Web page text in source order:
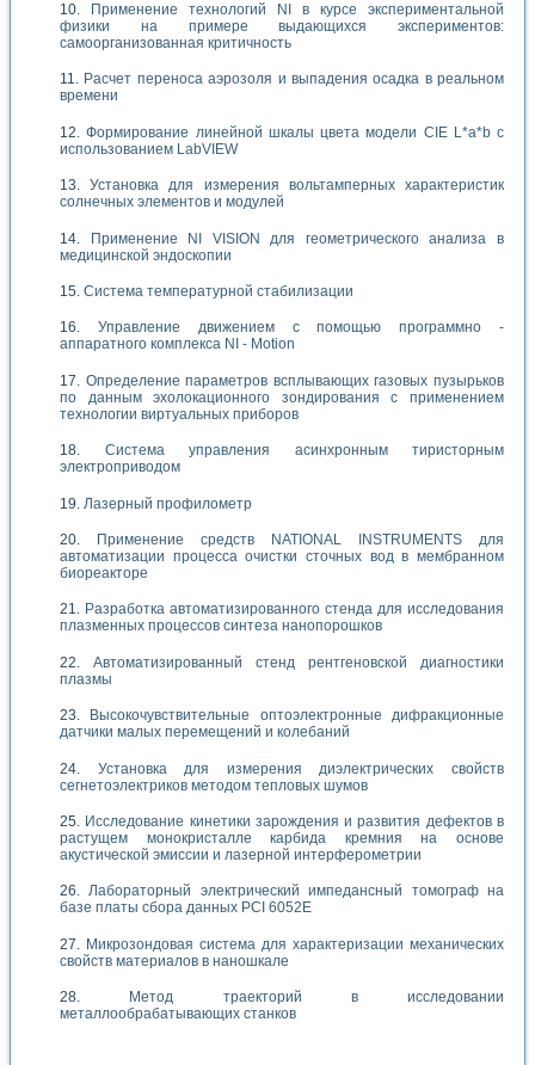
Применение технологий NI в курсе экспериментальной
физики на примере выдающихся экспериментов:
самоорганизованная критичность
Расчет переноса аэрозоля и выпадения осадка в реальном
времени
Формирование линейной шкалы цвета модели CIE L*a*b с
использованием LabVIEW
Установка для измерения вольтамперных характеристик
солнечных элементов и модулей
Применение NI VISION для геометрического анализа в
медицинской эндоскопии
Система температурной стабилизации
Управление движением с помощью программно -
аппаратного комплекса NI - Motion
Определение параметров всплывающих газовых пузырьков
по данным эхолокационного зондирования с применением
технологии виртуальных приборов
Система управления асинхронным тиристорным
электроприводом
Лазерный профилометр
Применение средств NATIONAL INSTRUMENTS для
автоматизации процесса очистки сточных вод в мембранном
биореакторе
Разработка автоматизированного стенда для исследования
плазменных процессов синтеза нанопорошков
Автоматизированный стенд рентгеновской диагностики
плазмы
Высокочувствительные оптоэлектронные дифракционные
датчики малых перемещений и колебаний
Установка для измерения диэлектрических свойств
сегнетоэлектриков методом тепловых шумов
Исследование кинетики зарождения и развития дефектов в
растущем монокристалле карбида кремния на основе
акустической эмиссии и лазерной интерферометрии
Лабораторный электрический импедансный томограф на
базе платы сбора данных PCI 6052E
Микрозондовая система для характеризации механических
свойств материалов в наношкале
Метод траекторий в исследовании
металлообрабатывающих станков